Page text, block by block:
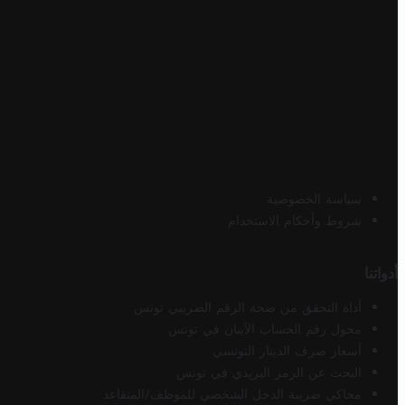
سياسة الخصوصية
شروط وأحكام الاستخدام
أدواتنا
أداة التحقق من صحة الرقم الضريبي تونس
محول رقم الحساب الآيبان في تونس
أسعار صرف الدينار التونسي
البحث عن الرمز البريدي في تونس
محاكي ضريبة الدخل الشخصي للموظف/المتقاعد